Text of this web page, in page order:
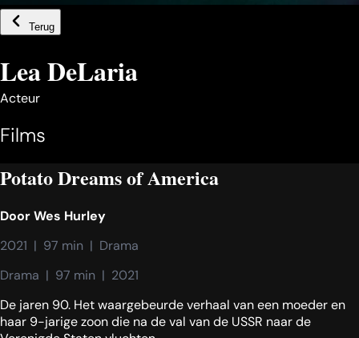
Terug
Lea DeLaria
Acteur
Films
Potato Dreams of America
DoorWes Hurley
2021  |  97 min  |  Drama
Drama  |  97 min  |  2021
De jaren 90. Het waargebeurde verhaal van een moeder en
haar 9-jarige zoon die na de val van de USSR naar de